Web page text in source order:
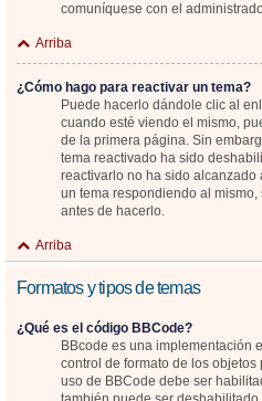
comuníquese con el
Arriba
¿Cómo hago para reactivar un tema?
Puede hacerlo dándole clic al
cuando esté viendo el mismo,
de la primera página. Sin
tema reactivado ha sido
reactivarlo no ha sido alcanzado
un tema respondiendo al
antes de hacerlo.
Arriba
Formatos y tipos de temas
¿Qué es el código BBCode?
BBcode es una implementación
control de formato de los
uso de BBCode debe ser